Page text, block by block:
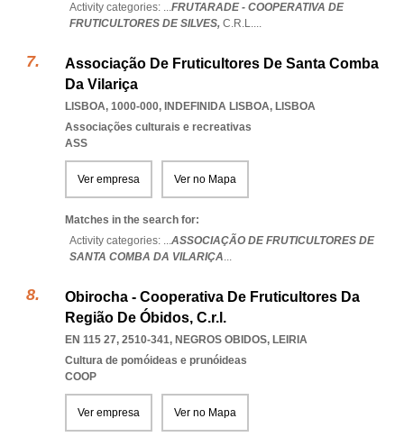
Activity categories: ...FRUTARADE - COOPERATIVA DE
FRUTICULTORES DE SILVES, C.R.L....
Associação De Fruticultores De Santa Comba
Da Vilariça
LISBOA, 1000-000, INDEFINIDA LISBOA, LISBOA
Associações culturais e recreativas
ASS
Ver empresa Ver no Mapa
Matches in the search for:
Activity categories: ...ASSOCIAÇÃO DE FRUTICULTORES DE
SANTA COMBA DA VILARIÇA...
Obirocha - Cooperativa De Fruticultores Da
Região De Óbidos, C.r.l.
EN 115 27, 2510-341, NEGROS OBIDOS, LEIRIA
Cultura de pomóideas e prunóideas
COOP
Ver empresa Ver no Mapa